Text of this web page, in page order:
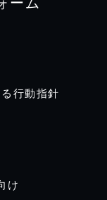
行動指針
け